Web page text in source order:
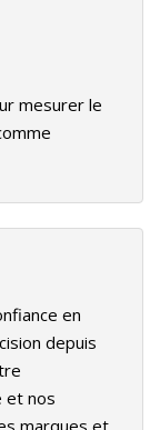
mesurer le
en
depuis
et nos